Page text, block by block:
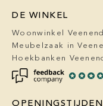
DE WINKEL
Woonwinkel
Meubelzaak in
Hoekbanken
OPENINGSTIJDEN